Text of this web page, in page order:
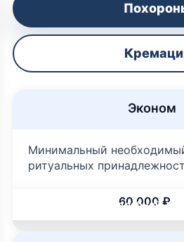
Эконом
Минимальный
ритуальных
60 000 ₽
Подробней